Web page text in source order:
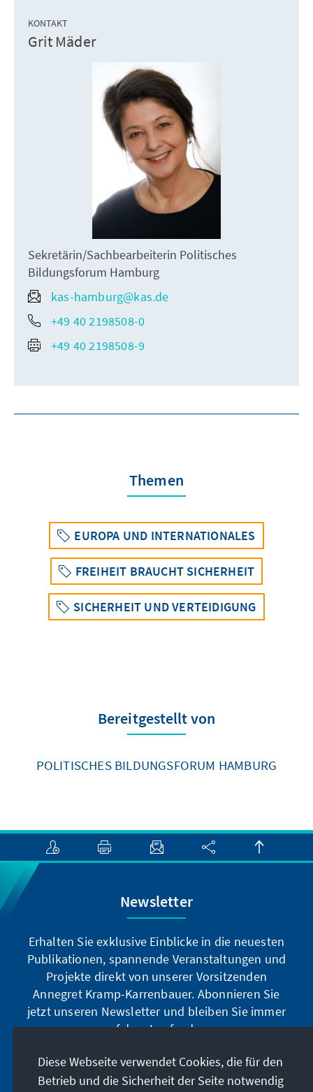
KONTAKT
Grit Mäder
Sekretärin/Sachbearbeiterin Politisches
Bildungsforum Hamburg
kas-hamburg@kas.de
+49 40 2198508-0
+49 40 2198508-9
Themen
EUROPA UND INTERNATIONALES
FREIHEIT BRAUCHT SICHERHEIT
SICHERHEIT UND VERTEIDIGUNG
Bereitgestellt von
POLITISCHES BILDUNGSFORUM HAMBURG
Newsletter
Erhalten Sie exklusive Einblicke in die neuesten
Publikationen, spannende Veranstaltungen und
Projekte direkt von unserer Vorsitzenden
Annegret Kramp-Karrenbauer. Abonnieren Sie
jetzt unseren Newsletter und bleiben Sie immer
auf dem Laufenden.
Jetzt abonnieren
Diese Webseite verwendet Cookies, die für den
Betrieb und die Sicherheit der Seite notwendig